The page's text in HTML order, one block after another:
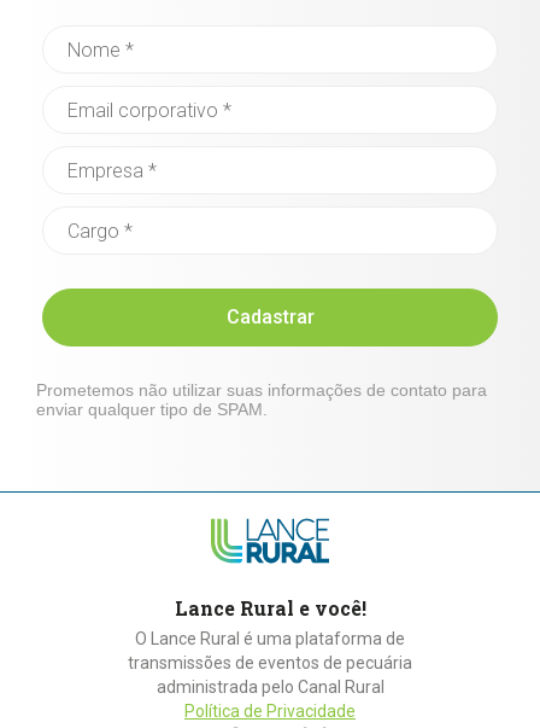
Cadastrar
Prometemos não utilizar suas informações de contato para
enviar qualquer tipo de SPAM.
Lance Rural e você!
O Lance Rural é uma plataforma de
transmissões de eventos de pecuária
administrada pelo Canal Rural
Política de Privacidade